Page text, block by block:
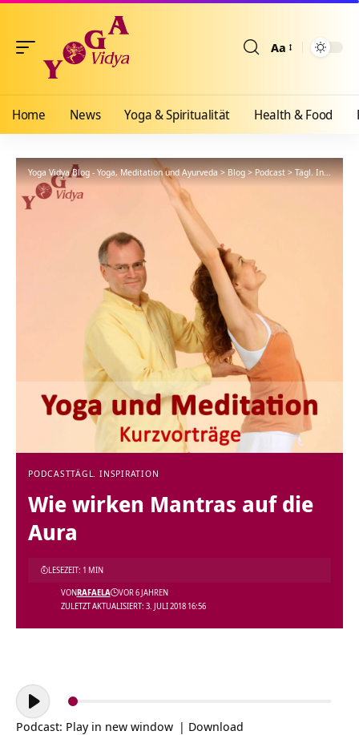
Aa
Home News Yoga & Spiritualität Health & Food
Yoga Vidya Blog - Yoga, Meditation und Ayurveda>Blog>Podcast>Tägl. Inspiration
PODCASTTÄGL. INSPIRATION
Wie wirken Mantras auf die
Aura
ZULETZT AKTUALISIERT: 3. JULI 2018 16:56
VONRAFAELA VOR 6 JAHREN
LESEZEIT: 1 MIN
Audio-
Player
Podcast: Play in new window | Download